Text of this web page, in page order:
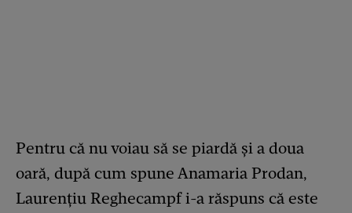
Pentru că nu voiau să se piardă și a doua
oară, după cum spune Anamaria Prodan,
Laurențiu Reghecampf i-a răspuns că este